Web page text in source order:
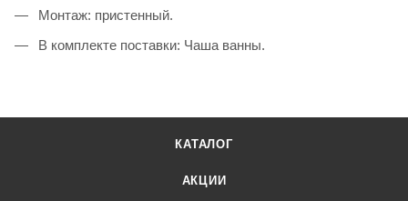
Монтаж: пристенный.
В комплекте поставки: Чаша ванны.
КАТАЛОГ
АКЦИИ